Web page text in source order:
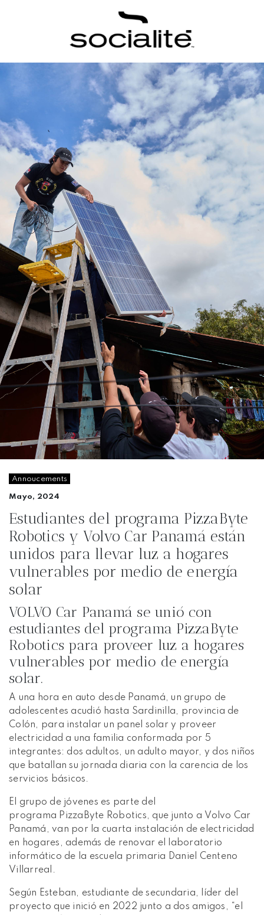
Annoucements
Mayo, 2024
Estudiantes del programa PizzaByte
Robotics y Volvo Car Panamá están
unidos para llevar luz a hogares
vulnerables por medio de energía
solar
VOLVO Car Panamá se unió con
estudiantes del programa PizzaByte
Robotics para proveer luz a hogares
vulnerables por medio de energía
solar.
A una hora en auto desde Panamá, un grupo de
adolescentes acudió hasta Sardinilla, provincia de
Colón, para instalar un panel solar y proveer
electricidad a una familia conformada por 5
integrantes: dos adultos, un adulto mayor, y dos niños
que batallan su jornada diaria con la carencia de los
servicios básicos.
El grupo de jóvenes es parte del
programa PizzaByte Robotics, que junto a Volvo Car
Panamá, van por la cuarta instalación de electricidad
en hogares, además de renovar el laboratorio
informático de la escuela primaria Daniel Centeno
Villarreal.
Según Esteban, estudiante de secundaria, líder del
proyecto que inició en 2022 junto a dos amigos, “el